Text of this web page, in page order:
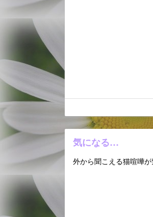
気になる…
外から聞こえる猫喧嘩が